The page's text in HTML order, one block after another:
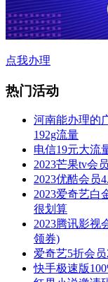
点我办理
热门活动
河南能办理的
192g流量
电信19元大流
2023芒果tv会
2023优酷会员
2023爱奇艺白
很划算
2023腾讯影视
领券)
爱奇艺5折会
快手极速版